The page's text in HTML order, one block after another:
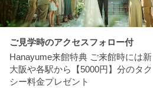
ご見学時のアクセスフォロー付
Hanayume来館特典 ご来館時には新
大阪や各駅から【5000円】分のタク
シー料金プレゼント